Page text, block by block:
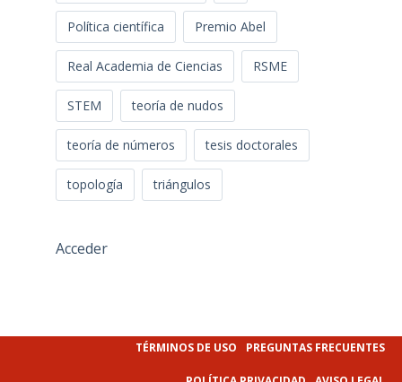
Política científica Premio Abel
Real Academia de Ciencias RSME
STEM teoría de nudos
teoría de números tesis doctorales
topología triángulos
Acceder
TÉRMINOS DE USO PREGUNTAS FRECUENTES